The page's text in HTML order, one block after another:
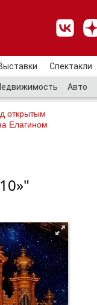
Спектакли
Авто
открытым
Елагином